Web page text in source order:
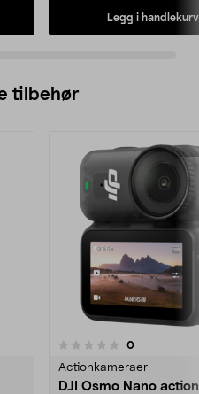
Legg i handlekurv
tilbehør
0anmeldelser
Actionkameraer
DJI Osmo Nano
0.0 av 5 stjerner